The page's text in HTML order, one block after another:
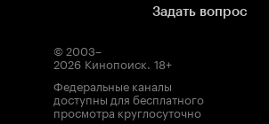
Задать вопрос
© 2003–
2026 Кинопоиск. 18+
Федеральные каналы
доступны для бесплатного
просмотра круглосуточно